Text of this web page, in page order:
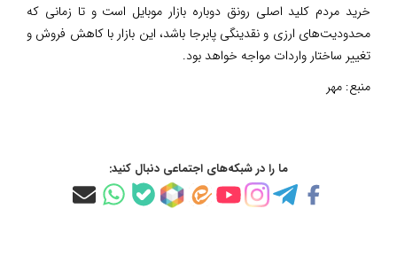
خرید مردم کلید اصلی رونق دوباره بازار موبایل است و تا زمانی که
محدودیت‌های ارزی و نقدینگی پابرجا باشد، این بازار با کاهش فروش و
تغییر ساختار واردات مواجه خواهد بود.
منبع: مهر
ما را در شبکه‌های اجتماعی دنبال کنید: